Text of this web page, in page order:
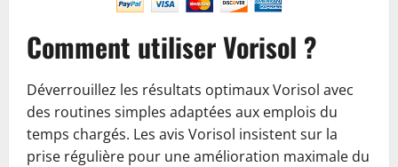
Comment utiliser Vorisol ?
Déverrouillez les résultats optimaux Vorisol avec
des routines simples adaptées aux emplois du
temps chargés. Les avis Vorisol insistent sur la
prise régulière pour une amélioration maximale du